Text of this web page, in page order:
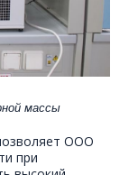
массы
ООО
при